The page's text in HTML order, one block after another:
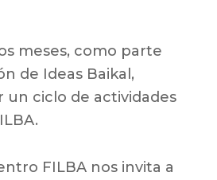
meses, como parte
de Ideas Baikal,
un ciclo de actividades
FILBA nos invita a